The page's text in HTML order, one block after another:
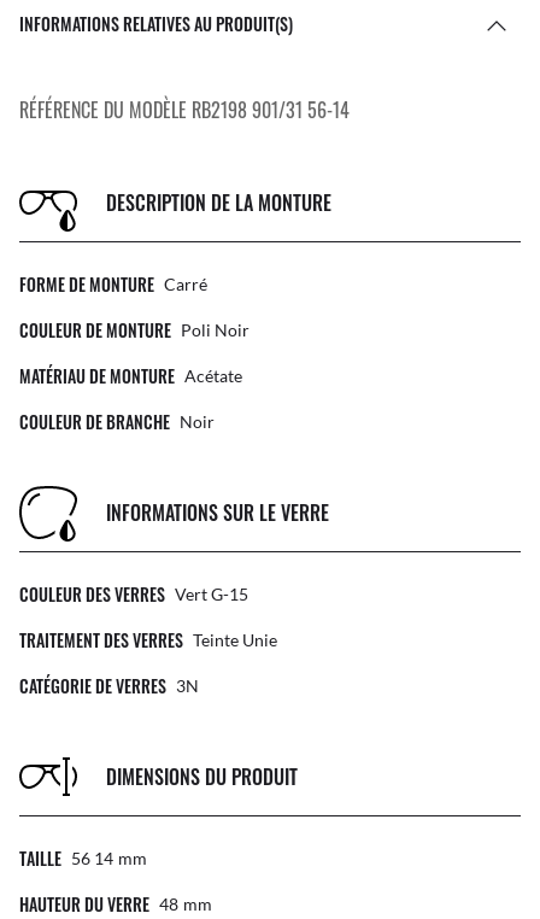
INFORMATIONS RELATIVES AU PRODUIT(S)
RÉFÉRENCE DU MODÈLE RB2198 901/31 56-14
DESCRIPTION DE LA MONTURE
FORME DE MONTURE Carré
COULEUR DE MONTURE Poli Noir
MATÉRIAU DE MONTURE Acétate
COULEUR DE BRANCHE Noir
INFORMATIONS SUR LE VERRE
COULEUR DES VERRES Vert G-15
TRAITEMENT DES VERRES Teinte Unie
CATÉGORIE DE VERRES 3N
DIMENSIONS DU PRODUIT
TAILLE 56 14 Mm
HAUTEUR DU VERRE 48 Mm